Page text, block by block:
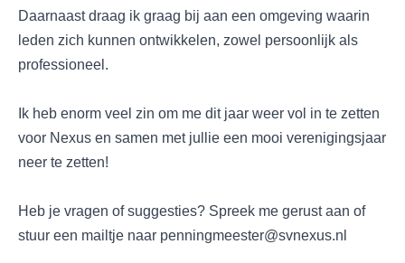
Daarnaast draag ik graag bij aan een omgeving waarin
leden zich kunnen ontwikkelen, zowel persoonlijk als
professioneel.
Ik heb enorm veel zin om me dit jaar weer vol in te zetten
voor Nexus en samen met jullie een mooi verenigingsjaar
neer te zetten!
Heb je vragen of suggesties? Spreek me gerust aan of
stuur een mailtje naar penningmeester@svnexus.nl